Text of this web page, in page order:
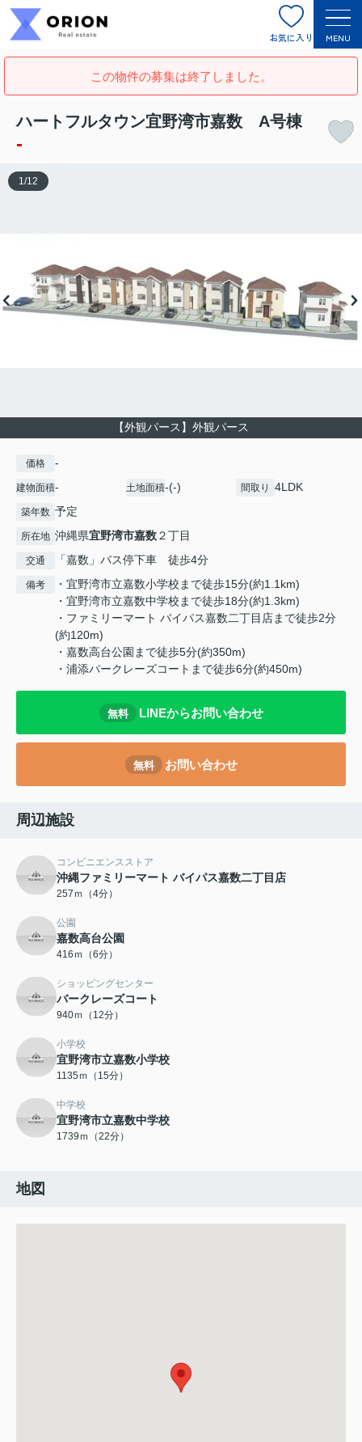
お気に入り MENU
この物件の募集は終了しました。
ハートフルタウン宜野湾市嘉数 A号棟
-
【外観パース】外観パース
1 /12
価格 -
建物面積- 土地面積-(-) 間取り 4LDK
築年数 予定
所在地 沖縄県宜野湾市嘉数２丁目
交通 「嘉数」バス停下車 徒歩4分
備考
・宜野湾市立嘉数小学校まで徒歩15分(約1.1km)
・宜野湾市立嘉数中学校まで徒歩18分(約1.3km)
・ファミリーマート バイパス嘉数二丁目店まで徒歩2分
(約120m)
・嘉数高台公園まで徒歩5分(約350m)
・浦添バークレーズコートまで徒歩6分(約450m)
無料 LINEからお問い合わせ
無料 お問い合わせ
周辺施設
コンビニエンスストア
沖縄ファミリーマート バイパス嘉数二丁目店
257ｍ（4分）
公園
嘉数高台公園
416ｍ（6分）
ショッピングセンター
バークレーズコート
940ｍ（12分）
小学校
宜野湾市立嘉数小学校
1135ｍ（15分）
中学校
宜野湾市立嘉数中学校
1739ｍ（22分）
地図